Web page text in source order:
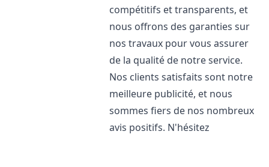
compétitifs et transparents, et
nous offrons des garanties sur
nos travaux pour vous assurer
de la qualité de notre service.
Nos clients satisfaits sont notre
meilleure publicité, et nous
sommes fiers de nos nombreux
avis positifs. N'hésitez